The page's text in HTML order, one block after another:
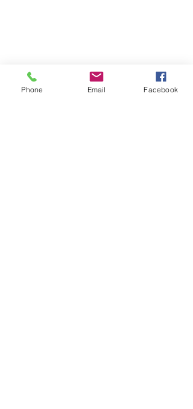
Phone Email Facebook